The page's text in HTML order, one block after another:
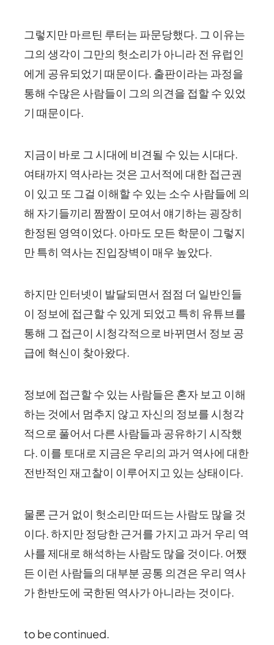
그렇지만 마르틴 루터는 파문당했다. 그 이유는
그의 생각이 그만의 헛소리가 아니라 전 유럽인
에게 공유되었기 때문이다. 출판이라는 과정을
통해 수많은 사람들이 그의 의견을 접할 수 있었
기 때문이다.
지금이 바로 그 시대에 비견될 수 있는 시대다.
여태까지 역사라는 것은 고서적에 대한 접근권
이 있고 또 그걸 이해할 수 있는 소수 사람들에 의
해 자기들끼리 짬짬이 모여서 얘기하는 굉장히
한정된 영역이었다. 아마도 모든 학문이 그렇지
만 특히 역사는 진입장벽이 매우 높았다.
하지만 인터넷이 발달되면서 점점 더 일반인들
이 정보에 접근할 수 있게 되었고 특히 유튜브를
통해 그 접근이 시청각적으로 바뀌면서 정보 공
급에 혁신이 찾아왔다.
정보에 접근할 수 있는 사람들은 혼자 보고 이해
하는 것에서 멈추지 않고 자신의 정보를 시청각
적으로 풀어서 다른 사람들과 공유하기 시작했
다. 이를 토대로 지금은 우리의 과거 역사에 대한
전반적인 재고찰이 이루어지고 있는 상태이다.
물론 근거 없이 헛소리만 떠드는 사람도 많을 것
이다. 하지만 정당한 근거를 가지고 과거 우리 역
사를 제대로 해석하는 사람도 많을 것이다. 어쨌
든 이런 사람들의 대부분 공통 의견은 우리 역사
가 한반도에 국한된 역사가 아니라는 것이다.
to be continued.